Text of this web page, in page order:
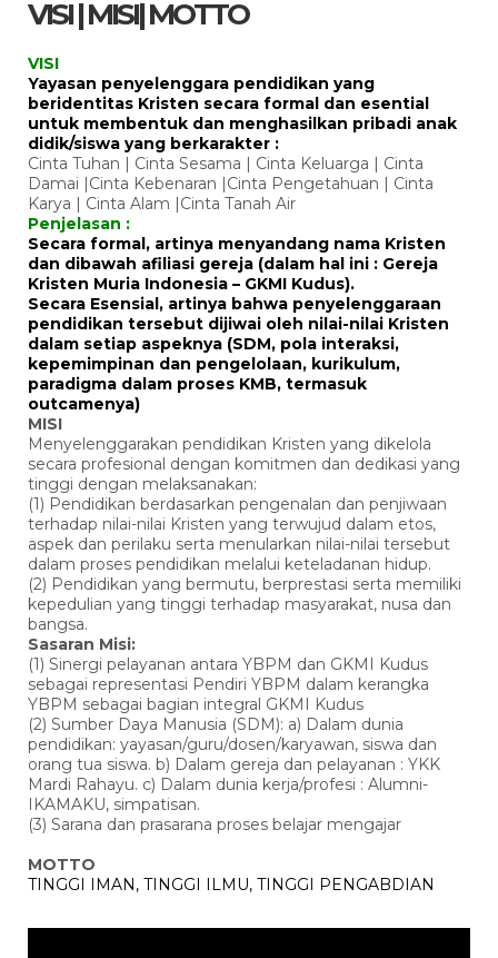
VISI | MISI| MOTTO
VISI
Yayasan penyelenggara pendidikan yang
beridentitas Kristen secara formal dan esential
untuk membentuk dan menghasilkan pribadi anak
didik/siswa yang berkarakter :
Cinta Tuhan | Cinta Sesama | Cinta Keluarga | Cinta
Damai |Cinta Kebenaran |Cinta Pengetahuan | Cinta
Karya | Cinta Alam |Cinta Tanah Air
Penjelasan :
Secara formal, artinya menyandang nama Kristen
dan dibawah afiliasi gereja (dalam hal ini : Gereja
Kristen Muria Indonesia – GKMI Kudus).
Secara Esensial, artinya bahwa penyelenggaraan
pendidikan tersebut dijiwai oleh nilai-nilai Kristen
dalam setiap aspeknya (SDM, pola interaksi,
kepemimpinan dan pengelolaan, kurikulum,
paradigma dalam proses KMB, termasuk
outcamenya)
MISI
Menyelenggarakan pendidikan Kristen yang dikelola
secara profesional dengan komitmen dan dedikasi yang
tinggi dengan melaksanakan:
(1) Pendidikan berdasarkan pengenalan dan penjiwaan
terhadap nilai-nilai Kristen yang terwujud dalam etos,
aspek dan perilaku serta menularkan nilai-nilai tersebut
dalam proses pendidikan melalui keteladanan hidup.
(2) Pendidikan yang bermutu, berprestasi serta memiliki
kepedulian yang tinggi terhadap masyarakat, nusa dan
bangsa.
Sasaran Misi:
(1) Sinergi pelayanan antara YBPM dan GKMI Kudus
sebagai representasi Pendiri YBPM dalam kerangka
YBPM sebagai bagian integral GKMI Kudus
(2) Sumber Daya Manusia (SDM): a) Dalam dunia
pendidikan: yayasan/guru/dosen/karyawan, siswa dan
orang tua siswa. b) Dalam gereja dan pelayanan : YKK
Mardi Rahayu. c) Dalam dunia kerja/profesi : Alumni-
IKAMAKU, simpatisan.
(3) Sarana dan prasarana proses belajar mengajar
MOTTO
TINGGI IMAN, TINGGI ILMU, TINGGI PENGABDIAN